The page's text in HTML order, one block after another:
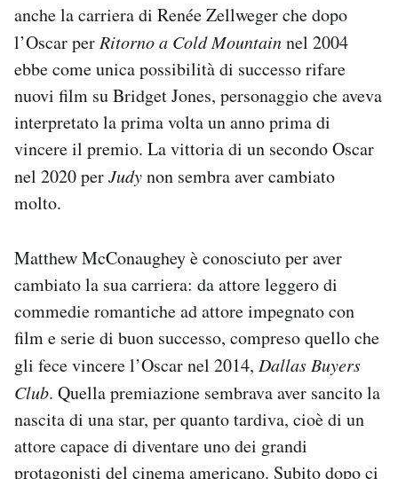
anche la carriera di Renée Zellweger che dopo
l’Oscar per Ritorno a Cold Mountainnel 2004
ebbe come unica possibilità di successo rifare
nuovi film su Bridget Jones, personaggio che aveva
interpretato la prima volta un anno prima di
vincere il premio. La vittoria di un secondo Oscar
nel 2020 perJudynon sembra aver cambiato
molto.
Matthew McConaughey è conosciuto per aver
cambiato la sua carriera: da attore leggero di
commedie romantiche ad attore impegnato con
film e serie di buon successo, compreso quello che
gli fece vincere l’Oscar nel 2014, Dallas Buyers
Club. Quella premiazione sembrava aver sancito la
nascita di una star, per quanto tardiva, cioè di un
attore capace di diventare uno dei grandi
protagonisti del cinema americano. Subito dopo ci